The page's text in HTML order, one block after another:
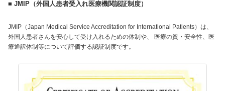
■ JMIP（外国人患者受入れ医療機関認証制度）
JMIP（Japan Medical Service Accreditation for International Patients）は、
外国人患者さんを安心して受け入れるための体制や、 医療の質・安全性、医
療通訳体制等について評価する認証制度です。